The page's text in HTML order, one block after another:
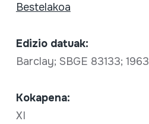
Bestelakoa
Edizio datuak:
Barclay; SBGE 83133; 1963
Kokapena:
XI